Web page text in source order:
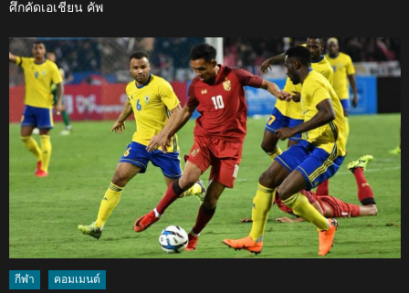
ศึกคัดเอเชียน คัพ
กีฬา คอมเมนต์